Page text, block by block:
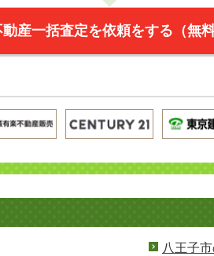
産一括査定を依頼をする（無料
八王子